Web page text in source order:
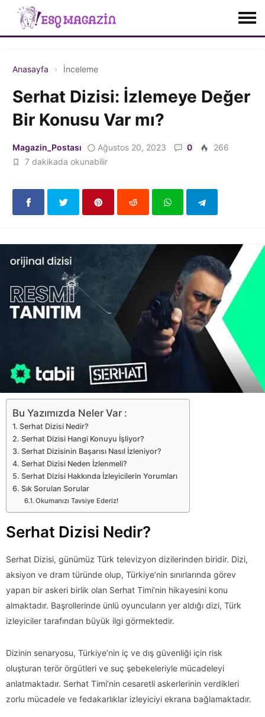
Anasayfa İnceleme
Serhat Dizisi: İzlemeye Değer
Bir Konusu Var mı?
Magazin_Postası Ağustos 20, 2023 0
266
7 dakikada okunabilir
Bu Yazımızda Neler Var :
Serhat Dizisi Nedir?
Serhat Dizisi Hangi Konuyu İşliyor?
Serhat Dizisinin Başarısı Nasıl İzleniyor?
Serhat Dizisi Neden İzlenmeli?
Serhat Dizisi Hakkında İzleyicilerin Yorumları
Sık Sorulan Sorular
Okumanızı Tavsiye Ederiz!
Serhat Dizisi Nedir?
Serhat Dizisi, günümüz Türk televizyon dizilerinden biridir. Dizi,
aksiyon ve dram türünde olup, Türkiye’nin sınırlarında görev
yapan bir askeri birlik olan Serhat Timi’nin hikayesini konu
almaktadır. Başrollerinde ünlü oyuncuların yer aldığı dizi, Türk
izleyiciler tarafından büyük ilgi görmektedir.
Dizinin senaryosu, Türkiye’nin iç ve dış güvenliği için risk
oluşturan terör örgütleri ve suç şebekeleriyle mücadeleyi
anlatmaktadır. Serhat Timi’nin cesaretli askerlerinin verdikleri
zorlu mücadele ve fedakarlıklar izleyiciyi ekrana bağlamaktadır.